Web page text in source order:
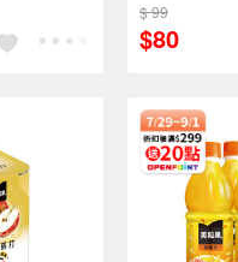
$ 99
$80